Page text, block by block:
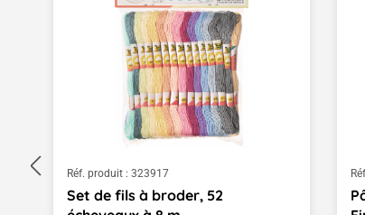
Réf. produit : 323917
Set de fils à broder, 52